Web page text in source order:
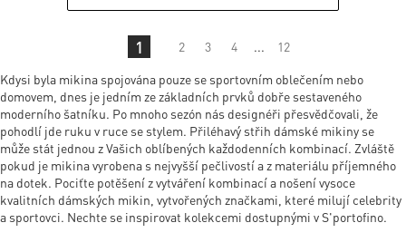
1 2 3 4 ...
12
Kdysi byla mikina spojována pouze se sportovním oblečením nebo
domovem, dnes je jedním ze základních prvků dobře sestaveného
moderního šatníku. Po mnoho sezón nás designéři přesvědčovali, že
pohodlí jde ruku v ruce se stylem. Přiléhavý střih dámské mikiny se
může stát jednou z Vašich oblíbených každodenních kombinací. Zvláště
pokud je mikina vyrobena s nejvyšší pečlivostí a z materiálu příjemného
na dotek. Pociťte potěšení z vytváření kombinací a nošení vysoce
kvalitních dámských mikin, vytvořených značkami, které milují celebrity
a sportovci. Nechte se inspirovat kolekcemi dostupnými v S'portofino.